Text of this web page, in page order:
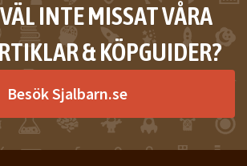
INTE MISSAT VÅRA
& KÖPGUIDER?
Besök Sjalbarn.se